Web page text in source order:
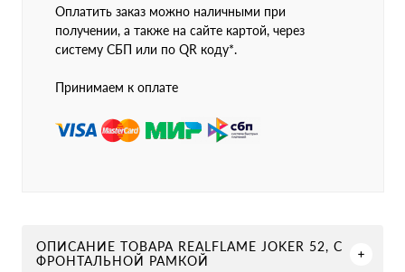
Оплатить заказ можно наличными при
получении, а также на сайте картой, через
систему СБП или по QR коду*.
Принимаем к оплате
ОПИСАНИЕ ТОВАРА REALFLAME JOKER 52, С
ФРОНТАЛЬНОЙ РАМКОЙ